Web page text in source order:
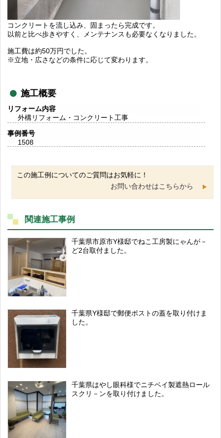
コンクリートを流し込み、固まったら完成です。
以前と比べ歩きやすく、メンテナンスも必要なくなりました。
施工費は約50万円でした。
※立地・広さなどの条件に応じて変わります。
施工概要
リフォーム内容
外構リフォーム・コンクリート工事
事例番号
1508
この施工例についてのご質問はお気軽に！
お問い合わせはこちらから
関連施工事例
千葉県市原市Y様邸でねこ工房製にゃんが－
ど2台取付ました。
千葉県Y様邸で郵便ポストの蓋を取り付けま
した。
千葉県はやし眼科様でニチベイ製遮熱ロール
スクリ－ンを取り付けました。